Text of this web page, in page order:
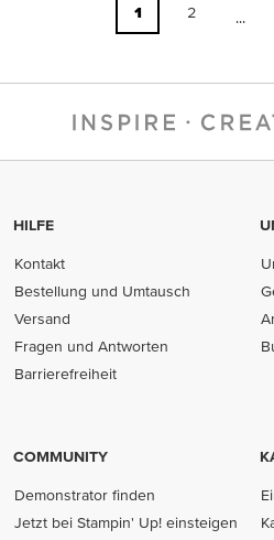
1 2 ...
HILFE
Kontakt
Bestellung und Umtausch
Versand
Fragen und Antworten
Barrierefreiheit
COMMUNITY
Demonstrator finden
Jetzt bei Stampin' Up! einsteigen